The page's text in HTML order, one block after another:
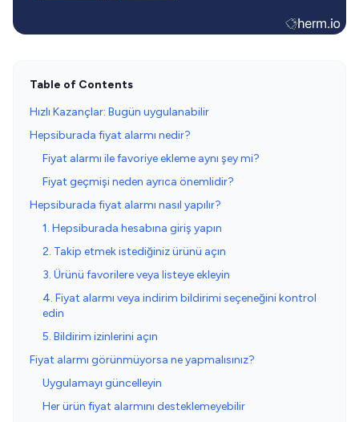
Table of Contents
Hızlı Kazançlar: Bugün uygulanabilir
Hepsiburada fiyat alarmı nedir?
Fiyat alarmı ile favoriye ekleme aynı şey mi?
Fiyat geçmişi neden ayrıca önemlidir?
Hepsiburada fiyat alarmı nasıl yapılır?
1. Hepsiburada hesabına giriş yapın
2. Takip etmek istediğiniz ürünü açın
3. Ürünü favorilere veya listeye ekleyin
4. Fiyat alarmı veya indirim bildirimi seçeneğini kontrol
edin
5. Bildirim izinlerini açın
Fiyat alarmı görünmüyorsa ne yapmalısınız?
Uygulamayı güncelleyin
Her ürün fiyat alarmını desteklemeyebilir